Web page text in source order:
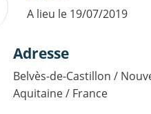
A lieu le 19/07/2019
Adresse
Belvès-de-Castillon /
Aquitaine / France